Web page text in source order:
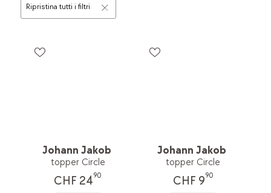
Ripristina tutti i filtri
Johann Jakob
topper Circle
CHF 2490
Johann Jakob
topper Circle
CHF 990